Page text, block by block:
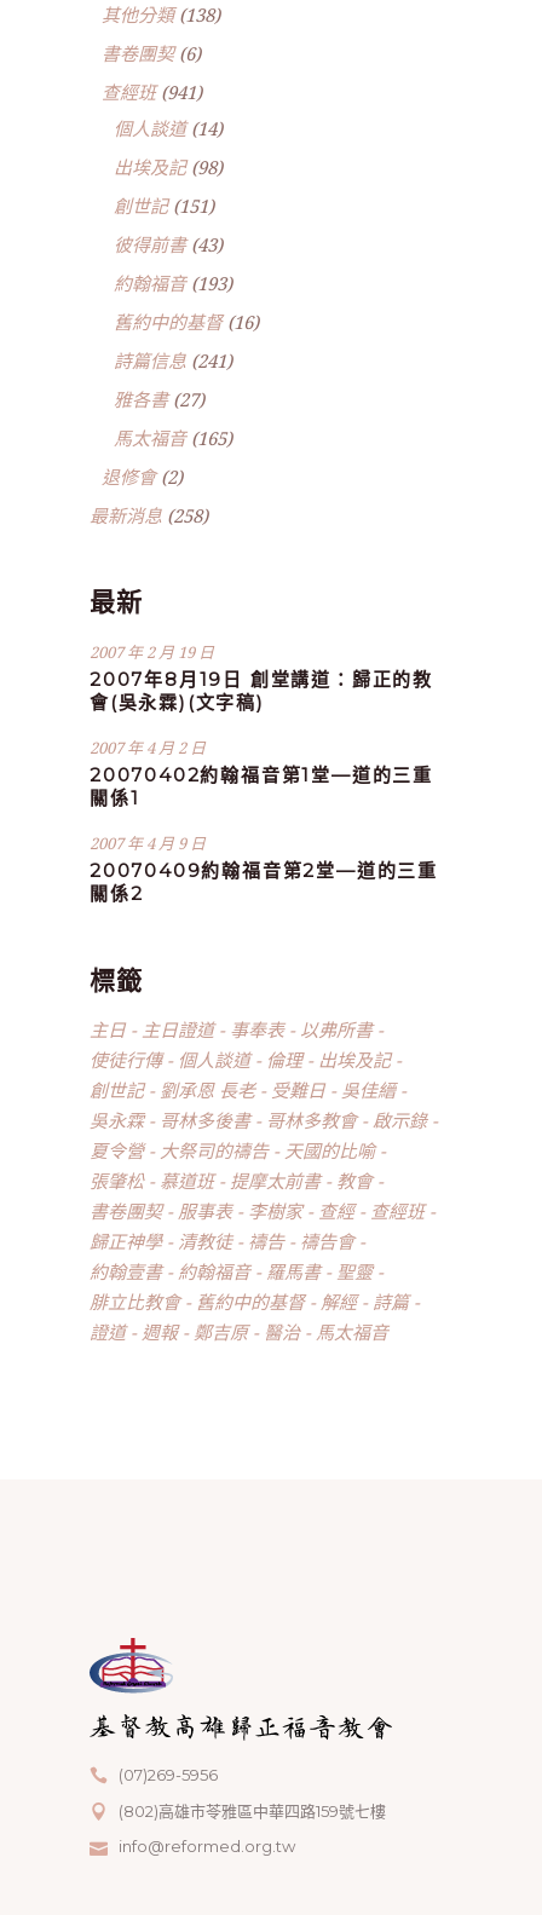
其他分類(138)
書卷團契(6)
查經班(941)
個人談道(14)
出埃及記(98)
創世記(151)
彼得前書(43)
約翰福音(193)
舊約中的基督(16)
詩篇信息 (241)
雅各書(27)
馬太福音(165)
退修會(2)
最新消息 (258)
最新
2007 年 2 月 19 日
2007年8月19日 創堂講道：歸正的教
會(吳永霖)(文字稿)
2007 年 4 月 2 日
20070402約翰福音第1堂—道的三重
關係1
2007 年 4 月 9 日
20070409約翰福音第2堂—道的三重
關係2
標籤
主日 主日證道 事奉表
以弗所書
使徒行傳
個人談道 倫理
出埃及記
創世記
劉承恩 長老 受難日
吳佳縉
吳永霖
哥林多後書 哥林多教會
啟示錄
夏令營
大祭司的禱告
天國的比喻
張肇松
慕道班 提摩太前書
教會
書卷團契
服事表 李樹家 查經
查經班
歸正神學
清教徒 禱告
禱告會
約翰壹書
約翰福音 羅馬書
聖靈
腓立比教會
舊約中的基督 解經
詩篇
證道
週報 鄭吉原 醫治 馬太福音
(07)269-5956
(802)高雄市苓雅區中華四路159號七樓
info@reformed.org.tw